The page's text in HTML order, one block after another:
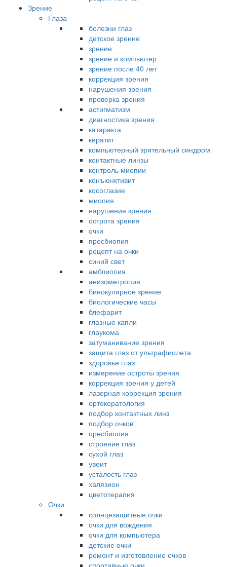
Зрение
Глаза
болезни глаз
детское зрение
зрение
зрение и компьютер
зрение после 40 лет
коррекция зрения
нарушения зрения
проверка зрения
астигматизм
диагностика зрения
катаракта
кератит
компьютерный зрительный синдром
контактные линзы
контроль миопии
конъюнктивит
косоглазие
миопия
нарушения зрения
острота зрения
очки
пресбиопия
рецепт на очки
синий свет
амблиопия
анизометропия
бинокулярное зрение
биологические часы
блефарит
глазные капли
глаукома
затуманивание зрения
защита глаз от ультрафиолета
здоровье глаз
измерение остроты зрения
коррекция зрения у детей
лазерная коррекция зрения
ортокератология
подбор контактных линз
подбор очков
пресбиопия
строение глаз
сухой глаз
увеит
усталость глаз
халязион
цветотерапия
Очки
солнцезащитные очки
очки для вождения
очки для компьютера
детские очки
ремонт и изготовление очков